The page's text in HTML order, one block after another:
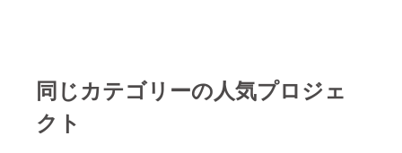
同じカテゴリーの人気プロジェ
クト